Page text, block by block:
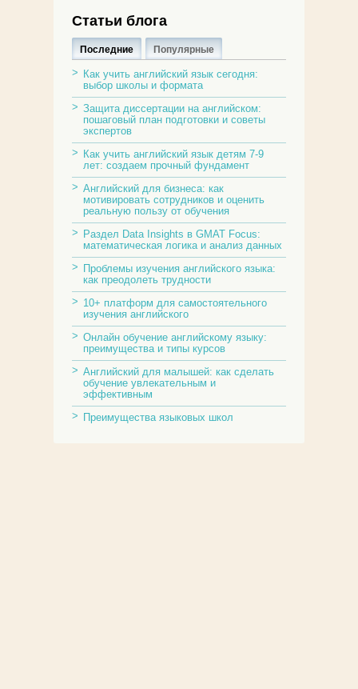
Статьи блога
Последние Популярные
Как учить английский язык сегодня:
выбор школы и формата
Защита диссертации на английском:
пошаговый план подготовки и советы
экспертов
Как учить английский язык детям 7-9
лет: создаем прочный фундамент
Английский для бизнеса: как
мотивировать сотрудников и оценить
реальную пользу от обучения
Раздел Data Insights в GMAT Focus:
математическая логика и анализ данных
Проблемы изучения английского языка:
как преодолеть трудности
10+ платформ для самостоятельного
изучения английского
Онлайн обучение английскому языку:
преимущества и типы курсов
Английский для малышей: как сделать
обучение увлекательным и
эффективным
Преимущества языковых школ